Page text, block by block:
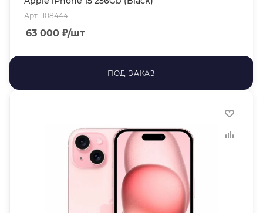
Арт.: 108444
63 000 ₽/шт
ПОД ЗАКАЗ